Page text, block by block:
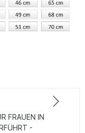
FRAUEN IN
-